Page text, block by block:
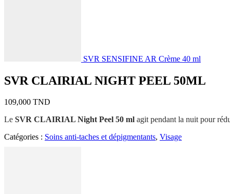
SVR SENSIFINE AR Crème 40 ml
SVR CLAIRIAL NIGHT PEEL 50ML
109,000 TND
Le SVR CLAIRIAL Night Peel 50 ml agit pendant la nuit pour
Catégories : Soins anti-taches et dépigmentants, Visage